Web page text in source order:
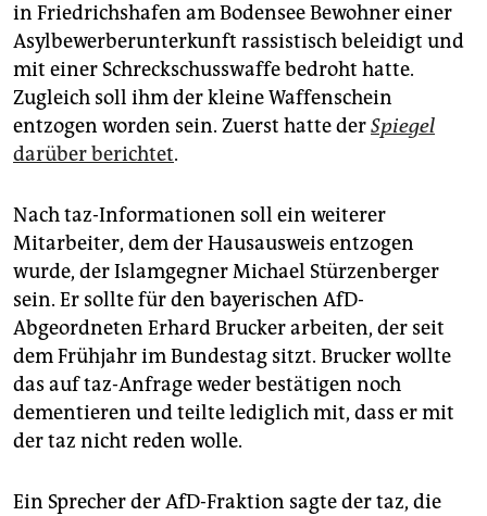
in Friedrichshafen am Bodensee Bewohner einer
Asylbewerberunterkunft rassistisch beleidigt und
mit einer Schreckschusswaffe bedroht hatte.
Zugleich soll ihm der kleine Waffenschein
entzogen worden sein. Zuerst hatte derSpiegel
darüber berichtet.
Nach taz-Informationen soll ein weiterer
Mitarbeiter, dem der Hausausweis entzogen
wurde, der Islamgegner Michael Stürzenberger
sein. Er sollte für den bayerischen AfD-
Abgeordneten Erhard Brucker arbeiten, der seit
dem Frühjahr im Bundestag sitzt. Brucker wollte
das auf taz-Anfrage weder bestätigen noch
dementieren und teilte lediglich mit, dass er mit
der taz nicht reden wolle.
Ein Sprecher der AfD-Fraktion sagte der taz, die